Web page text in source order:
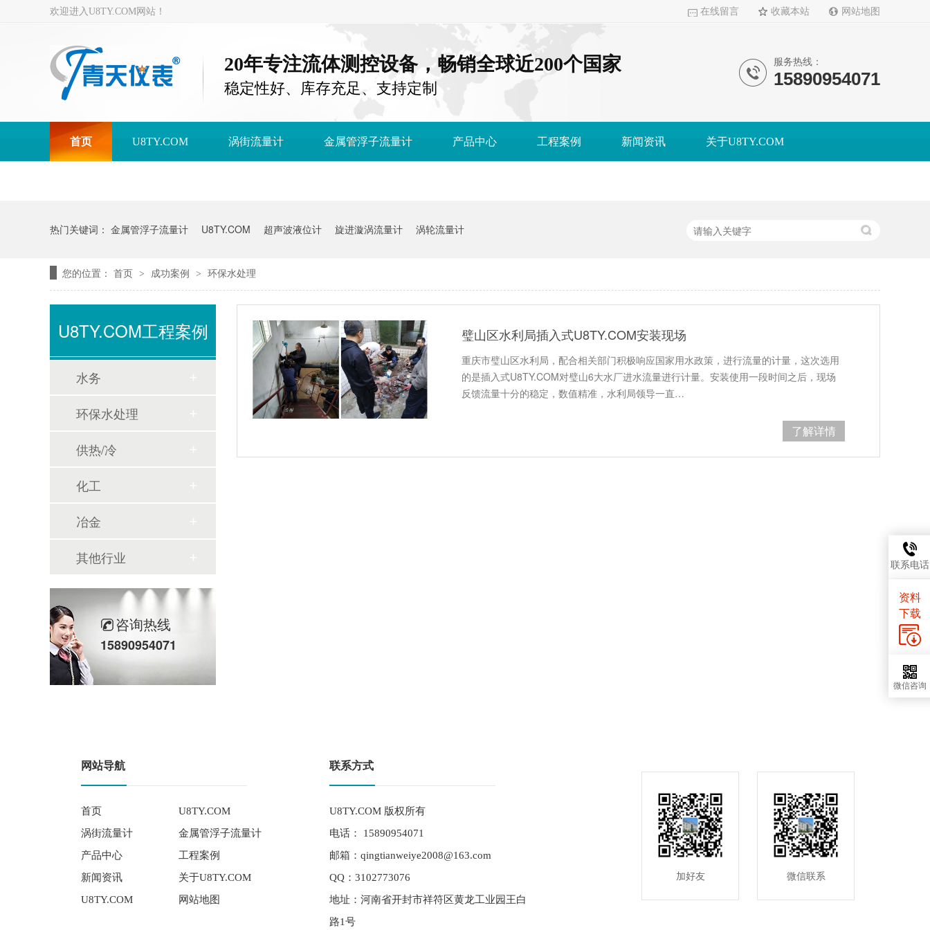
在线留言 收藏本站 网站地图
欢迎进入U8TY.COM网站！
20年专注流体测控设备，畅销全球近200个国家
稳定性好、库存充足、支持定制
服务热线：
15890954071
首页 U8TY.COM 涡街流量计 金属管浮子流量计 产品中心 工程案例 新闻资讯 关于U8TY.COM
热门关键词： 金属管浮子流量计 U8TY.COM 超声波液位计 旋进漩涡流量计 涡轮流量计
您的位置： 首页 > 成功案例 > 环保水处理
璧山区水利局插入式U8TY.COM安装现场
重庆市璧山区水利局，配合相关部门积极响应国家用水政策，进行流量的计量，这次选用
的是插入式U8TY.COM对璧山6大水厂进水流量进行计量。安装使用一段时间之后，现场
反馈流量十分的稳定，数值精准，水利局领导一直…
了解详情
U8TY.COM工程案例
水务
环保水处理
供热/冷
化工
冶金
其他行业
咨询热线
15890954071
网站导航
首页
U8TY.COM
涡街流量计
金属管浮子流量计
产品中心
工程案例
新闻资讯
关于U8TY.COM
U8TY.COM
网站地图
联系方式
U8TY.COM 版权所有
电话： 15890954071
邮箱：qingtianweiye2008@163.com
QQ：3102773076
地址：河南省开封市祥符区黄龙工业园王白
路1号
加好友 微信联系
联系电话
资料
下载
微信咨询